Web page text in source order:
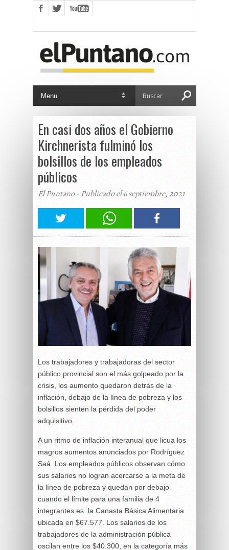
En casi dos años el Gobierno
Kirchnerista fulminó los
bolsillos de los empleados
públicos
El Puntano - Publicado el 6 septiembre, 2021
Los trabajadores y trabajadoras del sector
público provincial son el más golpeado por la
crisis, los aumento quedaron detrás de la
inflación, debajo de la línea de pobreza y los
bolsillos sienten la pérdida del poder
adquisitivo.
A un ritmo de inflación interanual que licua los
magros aumentos anunciados por Rodríguez
Saá. Los empleados públicos observan cómo
sus salarios no logran acercarse a la meta de
la línea de pobreza y quedan por debajo
cuando el límite para una familia de 4
integrantes es la Canasta Básica Alimentaria
ubicada en $67.577. Los salarios de los
trabajadores de la administración pública
oscilan entre los $40.300, en la categoría más